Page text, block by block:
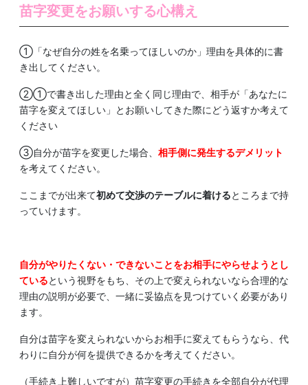
苗字変更をお願いする心構え
①「なぜ自分の姓を名乗ってほしいのか」理由を具体的に書
き出してください。
②①で書き出した理由と全く同じ理由で、相手が「あなたに
苗字を変えてほしい」とお願いしてきた際にどう返すか考えて
ください
③自分が苗字を変更した場合、 相手側に発生するデメリット
を考えてください。
ここまでが出来て初めて交渉のテーブルに着けるところまで持
っていけます。
自分がやりたくない・できないことをお相手にやらせようとし
ているという視野をもち、その上で変えられないなら合理的な
理由の説明が必要で、一緒に妥協点を見つけていく必要があり
ます。
自分は苗字を変えられないからお相手に変えてもらうなら、代
わりに自分が何を提供できるかを考えてください。
（手続き上難しいですが）苗字変更の手続きを全部自分が代理